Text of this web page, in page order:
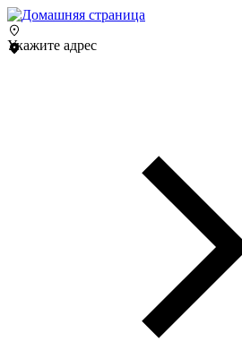
Укажите адрес